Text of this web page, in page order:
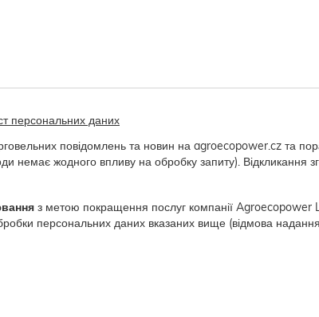
персональних даних
повідомлень та новин на agroecopower.cz та
немає жодного впливу на обробку запиту). Відкликання
з метою покращення послуг компанії Agroecopower
персональних даних вказаних вище (відмова надання